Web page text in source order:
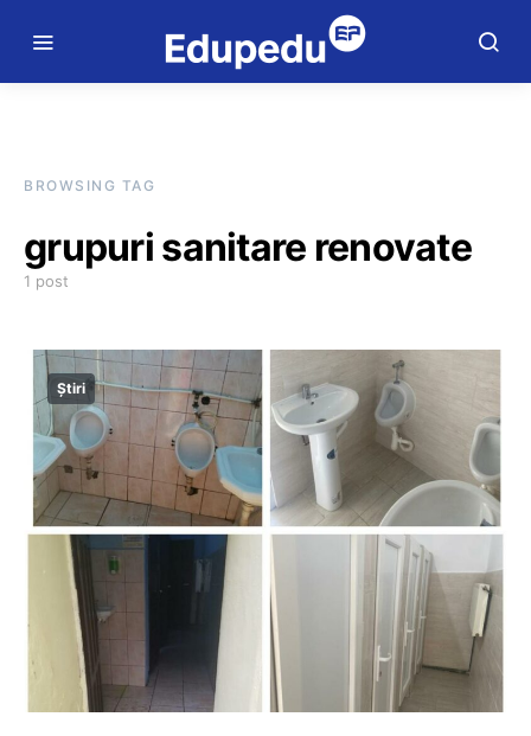
BROWSING TAG
grupuri sanitare renovate
1 post
Știri